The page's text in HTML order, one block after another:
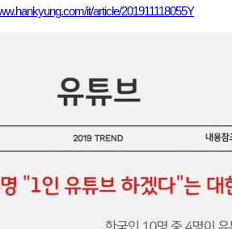
it/article/201911118055Y